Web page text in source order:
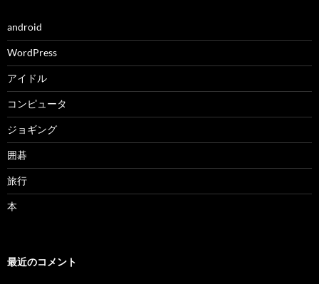
android
WordPress
アイドル
コンピュータ
ジョギング
囲碁
旅行
本
最近のコメント